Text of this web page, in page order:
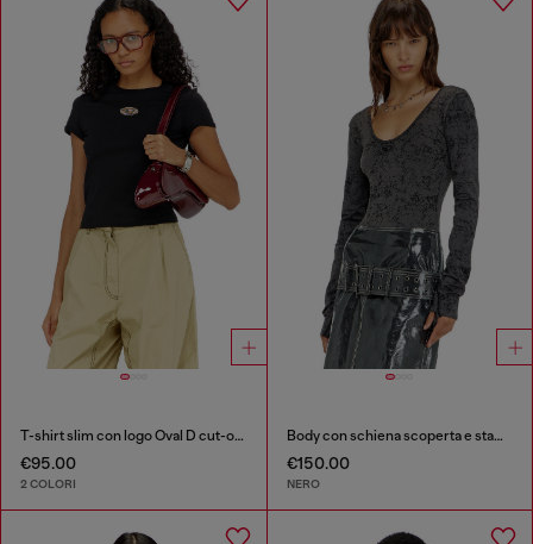
T-shirt slim con logo Oval D cut-out
€95.00
2 COLORI
Body con schiena scoperta e stampa utility
€150.00
NERO